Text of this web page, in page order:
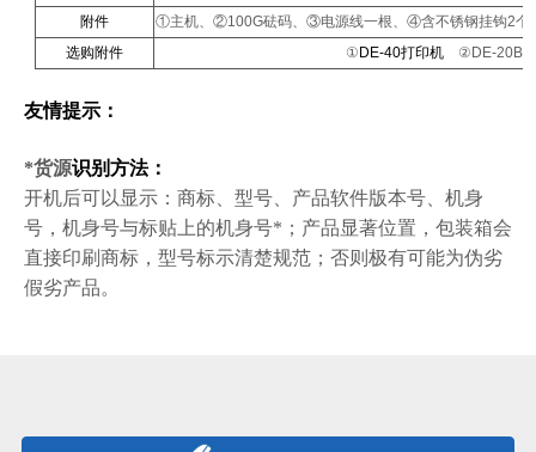
附件
①主机、②100G砝码、③电源线一根 、④含不锈钢挂钩2
选购附件
①DE-40打印机 ②DE-20B
友情提示：
*货源识别方法：
开机后可以 显示： 商标、型号 、产品软件版本号、机身
号，机身号与标贴上的机身号*； 产品显著位置，包装箱会
直接印刷商标，型号标示清楚规范； 否则极有可能为伪劣
假劣产品。